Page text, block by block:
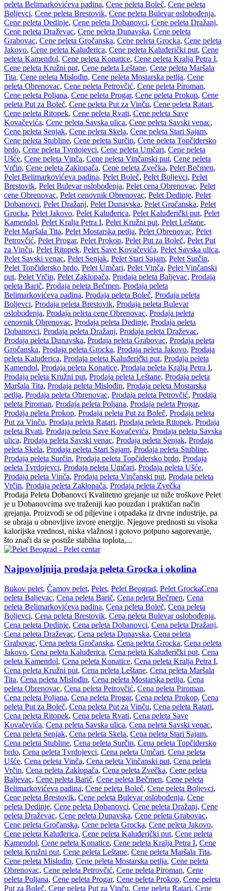
peleta Belimarkovićeva padina, Cene peleta Boleč, Cene peleta
Boljevci, Cene peleta Brestovik, Cene peleta Bulevar oslobođenja,
Cene peleta Dedinje, Cene peleta Dobanovci, Cene peleta Dražanj,
Cene peleta Draževac, Cene peleta Dunavska, Cene peleta
Grabovac, Cene peleta Gročanska, Cene peleta Grocka, Cene peleta
Jakovo, Cene peleta Kaluđerica, Cene peleta Kaluđerički put, Cene
peleta Kamendol, Cene peleta Konatice, Cene peleta Kralja Petra I,
Cene peleta Kružni put, Cene peleta Leštane, Cene peleta Maršala
Tita, Cene peleta Mislođin, Cene peleta Mostarska petlja, Cene
peleta Obrenovac, Cene peleta Petrovčić, Cene peleta Piroman,
Cene peleta Poljana, Cene peleta Progar, Cene peleta Prokop, Cene
peleta Put za Boleč, Cene peleta Put za Vinču, Cene peleta Ratari,
Cene peleta Ritopek, Cene peleta Rvati, Cene peleta Save
Kovačevića, Cene peleta Savska ulica, Cene peleta Savski venac,
Cene peleta Senjak, Cene peleta Skela, Cene peleta Stari Sajam,
Cene peleta Stubline, Cene peleta Surčin, Cene peleta Topčidersko
brdo, Cene peleta Tvrdojevci, Cene peleta Umčari, Cene peleta
Ušće, Cene peleta Vinča, Cene peleta Vinčanski put, Cene peleta
Vrčin, Cene peleta Zaklopača, Cene peleta Zvečka, Pelet Bečmen,
Pelet Belimarkovićeva padina, Pelet Boleč, Pelet Boljevci, Pelet
Brestovik, Pelet Bulevar oslobođenja, Pelet cena Obrenovac, Pelet
cene Obrenovac, Pelet cenovnik Obrenovac, Pelet Dedinje, Pelet
Dobanovci, Pelet Dražanj, Pelet Dunavska, Pelet Gročanska, Pelet
Grocka, Pelet Jakovo, Pelet Kaluđerica, Pelet Kaluđerički put, Pelet
Kamendol, Pelet Kralja Petra I, Pelet Kružni put, Pelet Leštane,
Pelet Maršala Tita, Pelet Mostarska petlja, Pelet Obrenovac, Pelet
Petrovčić, Pelet Progar, Pelet Prokop, Pelet Put za Boleč, Pelet Put
za Vinču, Pelet Ritopek, Pelet Save Kovačevića, Pelet Savska ulica,
Pelet Savski venac, Pelet Senjak, Pelet Stari Sajam, Pelet Surčin,
Pelet Topčidersko brdo, Pelet Umčari, Pelet Vinča, Pelet Vinčanski
put, Pelet Vrčin, Pelet Zaklopača, Prodaja peleta Baljevac, Prodaja
peleta Barič, Prodaja peleta Bečmen, Prodaja peleta
Belimarkovićeva padina, Prodaja peleta Boleč, Prodaja peleta
Boljevci, Prodaja peleta Brestovik, Prodaja peleta Bulevar
oslobođenja, Prodaja peleta cene Obrenovac, Prodaja peleta
cenovnik Obrenovac, Prodaja peleta Dedinje, Prodaja peleta
Dobanovci, Prodaja peleta Dražanj, Prodaja peleta Draževac,
Prodaja peleta Dunavska, Prodaja peleta Grabovac, Prodaja peleta
Gročanska, Prodaja peleta Grocka, Prodaja peleta Jakovo, Prodaja
peleta Kaluđerica, Prodaja peleta Kaluđerički put, Prodaja peleta
Kamendol, Prodaja peleta Konatice, Prodaja peleta Kralja Petra I,
Prodaja peleta Kružni put, Prodaja peleta Leštane, Prodaja peleta
Maršala Tita, Prodaja peleta Mislođin, Prodaja peleta Mostarska
petlja, Prodaja peleta Obrenovac, Prodaja peleta Petrovčić, Prodaja
peleta Piroman, Prodaja peleta Poljana, Prodaja peleta Progar,
Prodaja peleta Prokop, Prodaja peleta Put za Boleč, Prodaja peleta
Put za Vinču, Prodaja peleta Ratari, Prodaja peleta Ritopek, Prodaja
peleta Rvati, Prodaja peleta Save Kovačevića, Prodaja peleta Savska
ulica, Prodaja peleta Savski venac, Prodaja peleta Senjak, Prodaja
peleta Skela, Prodaja peleta Stari Sajam, Prodaja peleta Stubline,
Prodaja peleta Surčin, Prodaja peleta Topčidersko brdo, Prodaja
peleta Tvrdojevci, Prodaja peleta Umčari, Prodaja peleta Ušće,
Prodaja peleta Vinča, Prodaja peleta Vinčanski put, Prodaja peleta
Vrčin, Prodaja peleta Zaklopača, Prodaja peleta Zvečka
Prodaja Peleta Dobanovci Kvalitetno grejanje uz niže troškove Pelet
je u Dobanovcima sve traženiji kao pouzdan i praktičan način
grejanja. Proizvodi se od piljevine i otpadaka iz drvne industrije, pa
se ubraja u obnovljive izvore energije. Njegove prednosti su visoka
kalorijska vrednost, niska vlažnost i gotovo potpuno sagorevanje,
što znači da se postiže stabilna toplota,...
Najpovoljnija prodaja peleta Grocka i okolina
Bukov pelet, Čamov pelet, Pelet, Pelet Beograd, Pelet GrockaCena
peleta Baljevac, Cena peleta Barič, Cena peleta Bečmen, Cena
peleta Belimarkovićeva padina, Cena peleta Boleč, Cena peleta
Boljevci, Cena peleta Brestovik, Cena peleta Bulevar oslobođenja,
Cena peleta Dedinje, Cena peleta Dobanovci, Cena peleta Dražanj,
Cena peleta Draževac, Cena peleta Dunavska, Cena peleta
Grabovac, Cena peleta Gročanska, Cena peleta Grocka, Cena peleta
Jakovo, Cena peleta Kaluđerica, Cena peleta Kaluđerički put, Cena
peleta Kamendol, Cena peleta Konatice, Cena peleta Kralja Petra I,
Cena peleta Kružni put, Cena peleta Leštane, Cena peleta Maršala
Tita, Cena peleta Mislođin, Cena peleta Mostarska petlja, Cena
peleta Obrenovac, Cena peleta Petrovčić, Cena peleta Piroman,
Cena peleta Poljana, Cena peleta Progar, Cena peleta Prokop, Cena
peleta Put za Boleč, Cena peleta Put za Vinču, Cena peleta Ratari,
Cena peleta Ritopek, Cena peleta Rvati, Cena peleta Save
Kovačevića, Cena peleta Savska ulica, Cena peleta Savski venac,
Cena peleta Senjak, Cena peleta Skela, Cena peleta Stari Sajam,
Cena peleta Stubline, Cena peleta Surčin, Cena peleta Topčidersko
brdo, Cena peleta Tvrdojevci, Cena peleta Umčari, Cena peleta
Ušće, Cena peleta Vinča, Cena peleta Vinčanski put, Cena peleta
Vrčin, Cena peleta Zaklopača, Cena peleta Zvečka, Cene peleta
Baljevac, Cene peleta Barič, Cene peleta Bečmen, Cene peleta
Belimarkovićeva padina, Cene peleta Boleč, Cene peleta Boljevci,
Cene peleta Brestovik, Cene peleta Bulevar oslobođenja, Cene
peleta Dedinje, Cene peleta Dobanovci, Cene peleta Dražanj, Cene
peleta Draževac, Cene peleta Dunavska, Cene peleta Grabovac,
Cene peleta Gročanska, Cene peleta Grocka, Cene peleta Jakovo,
Cene peleta Kaluđerica, Cene peleta Kaluđerički put, Cene peleta
Kamendol, Cene peleta Konatice, Cene peleta Kralja Petra I, Cene
peleta Kružni put, Cene peleta Leštane, Cene peleta Maršala Tita,
Cene peleta Mislođin, Cene peleta Mostarska petlja, Cene peleta
Obrenovac, Cene peleta Petrovčić, Cene peleta Piroman, Cene
peleta Poljana, Cene peleta Progar, Cene peleta Prokop, Cene peleta
Put za Boleč, Cene peleta Put za Vinču, Cene peleta Ratari, Cene